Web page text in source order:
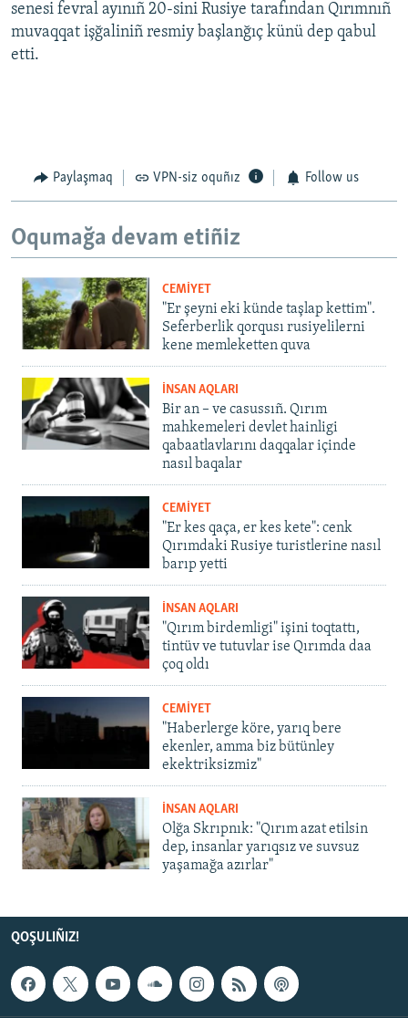
senesi fevral ayınıñ 20-sini Rusiye tarafından Qırımnıñ
muvaqqat işğaliniñ resmiy başlanğıç künü dep qabul
etti.
Paylaşmaq VPN-siz oquñız Follow us
Oqumağa devam etiñiz
CEMİYET
"Er şeyni eki künde taşlap kettim".
Seferberlik qorqusı rusiyelilerni
kene memleketten quva
İNSAN AQLARI
Bir an – ve casussıñ. Qırım
mahkemeleri devlet hainligi
qabaatlavlarını daqqalar içinde
nasıl baqalar
CEMİYET
"Er kes qaça, er kes kete": cenk
Qırımdaki Rusiye turistlerine nasıl
barıp yetti
İNSAN AQLARI
"Qırım birdemligi" işini toqtattı,
tintüv ve tutuvlar ise Qırımda daa
çoq oldı
CEMİYET
"Haberlerge köre, yarıq bere
ekenler, amma biz bütünley
ekektriksizmiz"
İNSAN AQLARI
Olğa Skrıpnık: "Qırım azat etilsin
dep, insanlar yarıqsız ve suvsuz
yaşamağa azırlar"
QOŞULIÑIZ!